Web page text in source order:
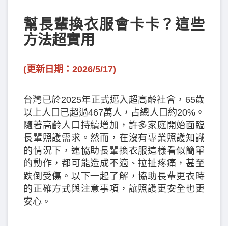
幫長輩換衣服會卡卡？這些
方法超實用
(更新日期：2026/5/17)
台灣已於2025年正式邁入超高齡社會，65歲
以上人口已超過467萬人，占總人口約20%。
隨著高齡人口持續增加，許多家庭開始面臨
長輩照護需求。然而，在沒有專業照護知識
的情況下，連協助長輩換衣服這樣看似簡單
的動作，都可能造成不適、拉扯疼痛，甚至
跌倒受傷。以下一起了解，協助長輩更衣時
的正確方式與注意事項，讓照護更安全也更
安心。